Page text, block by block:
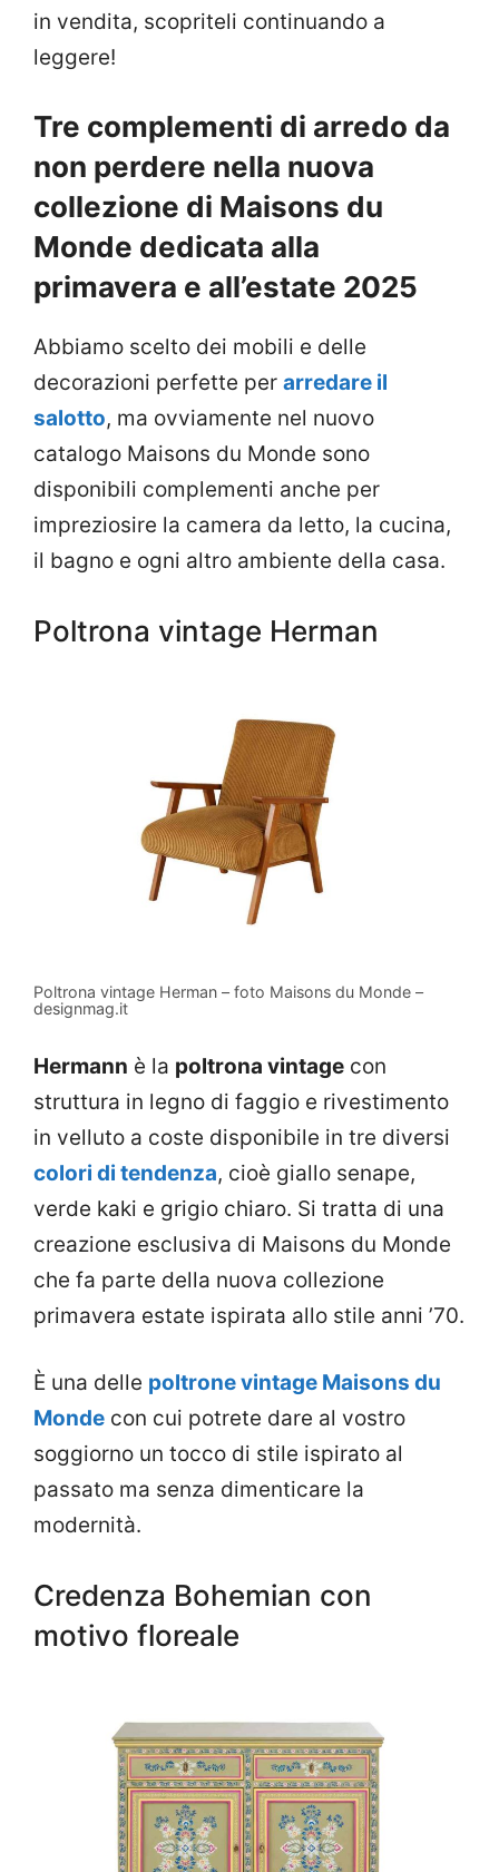
in vendita, scopriteli continuando a
leggere!
Tre complementi di arredo da
non perdere nella nuova
collezione di Maisons du
Monde dedicata alla
primavera e all’estate 2025
Abbiamo scelto dei mobili e delle
decorazioni perfette per arredare il
salotto, ma ovviamente nel nuovo
catalogo Maisons du Monde sono
disponibili complementi anche per
impreziosire la camera da letto, la cucina,
il bagno e ogni altro ambiente della casa.
Poltrona vintage Herman
Poltrona vintage Herman – foto Maisons du Monde –
designmag.it
Hermann è la poltrona vintage con
struttura in legno di faggio e rivestimento
in velluto a coste disponibile in tre diversi
colori di tendenza, cioè giallo senape,
verde kaki e grigio chiaro. Si tratta di una
creazione esclusiva di Maisons du Monde
che fa parte della nuova collezione
primavera estate ispirata allo stile anni ’70.
È una delle poltrone vintage Maisons du
Monde con cui potrete dare al vostro
soggiorno un tocco di stile ispirato al
passato ma senza dimenticare la
modernità.
Credenza Bohemian con
motivo floreale